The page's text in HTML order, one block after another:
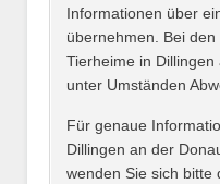
Name des
Informationen über
übernehmen. Bei
Tierheime in
unter Umständen
Für genaue
Dillingen an der
wenden Sie sich bitte